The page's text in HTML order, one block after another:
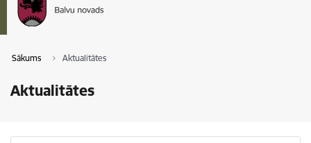
Sākums Aktualitātes
Aktualitātes